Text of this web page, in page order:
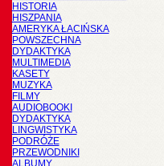
HISTORIA
HISZPANIA
AMERYKA ŁACIŃSKA
POWSZECHNA
DYDAKTYKA
MULTIMEDIA
KASETY
MUZYKA
FILMY
AUDIOBOOKI
DYDAKTYKA
LINGWISTYKA
PODRÓŻE
PRZEWODNIKI
ALBUMY